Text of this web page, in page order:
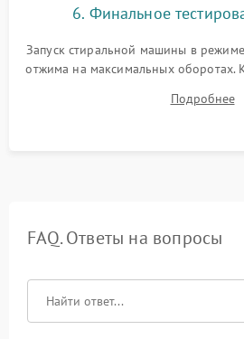
6. Финальное
Запуск стиральной машины в
отжима на максимальных оборотах.
корректности слива,
посторонних стуков иПодробнее
FAQ. Ответы на вопросы